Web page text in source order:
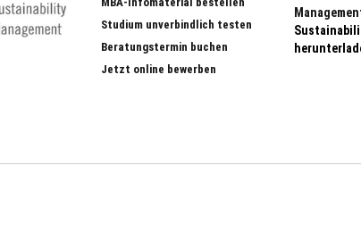
Studium unverbindlich testen
Beratungstermin buchen
Jetzt online bewerben